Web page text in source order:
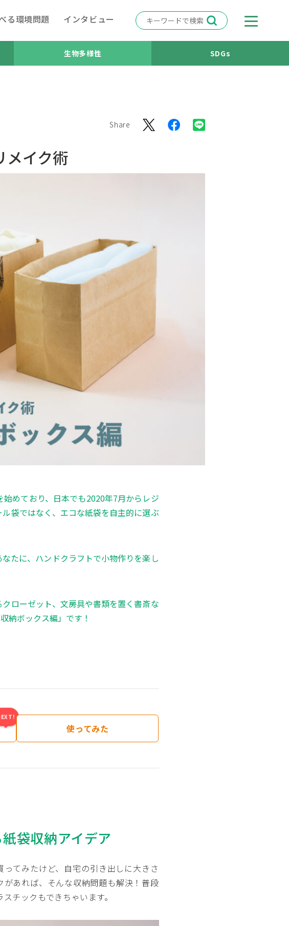
る環境問題 インタビュー
生物多様性 SDGs
Share
メイク術
めており、日本でも2020年7月からレジ
袋ではなく、エコな紙袋を自主的に選ぶ
たに、ハンドクラフトで小物作りを楽し
ローゼット、文房具や書類を置く書斎な
納ボックス編」です！
使ってみた
袋収納アイデア
てみたけど、自宅の引き出しに大きさ
あれば、そんな収納問題も解決！普段
チックもできちゃいます。